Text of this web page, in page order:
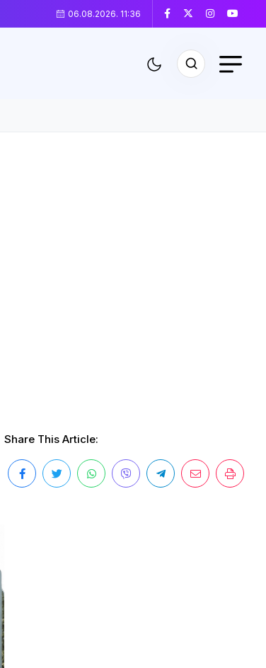
06.08.2026. 11:36
Share This Article: